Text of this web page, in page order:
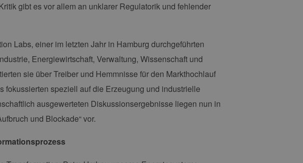
gibt es vor allem an unklarer Regulatorik und fehlender
Labs, einer im letzten Jahr in Hamburg durchgeführten
Energiewirtschaft, Verwaltung, Wissenschaft und
sie über Treiber und Hemmnisse für den Markthochlauf
speziell auf die Erzeugung und industrielle
ausgewerteten Diskussionsergebnisse liegen nun in
und Blockade“ vor.